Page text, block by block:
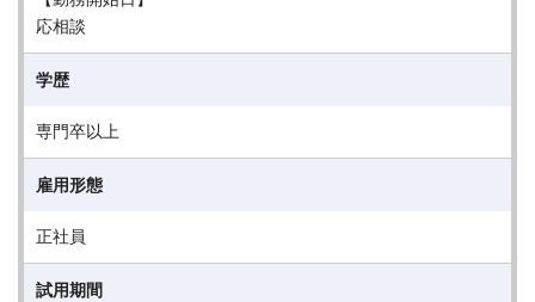
応相談
学歴
専門卒以上
雇用形態
正社員
試用期間